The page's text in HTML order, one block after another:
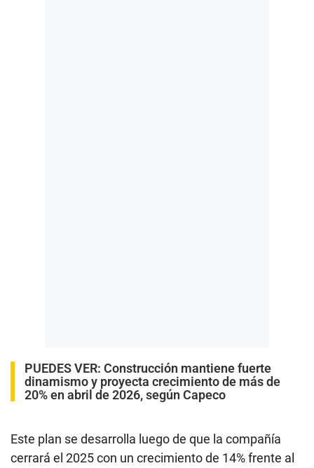
PUEDES VER: Construcción mantiene fuerte
dinamismo y proyecta crecimiento de más de
20% en abril de 2026, según Capeco
Este plan se desarrolla luego de que la compañía
cerrará el 2025 con un crecimiento de 14% frente al